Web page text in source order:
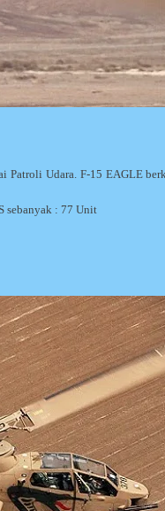
Patroli Udara. F-15 EAGLE
sebanyak : 77 Unit